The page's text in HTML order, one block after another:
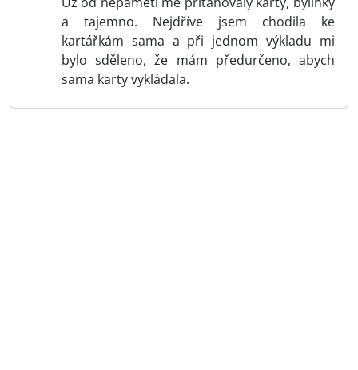
a tajemno. Nejdříve jsem chodila ke
kartářkám sama a při jednom výkladu mi
bylo sděleno, že mám předurčeno, abych
sama karty vykládala.